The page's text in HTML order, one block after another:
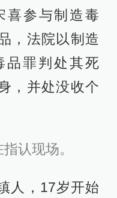
喜参与制造毒
，法院以制造
品罪判处其死
，并处没收个
认现场。
人，17岁开始